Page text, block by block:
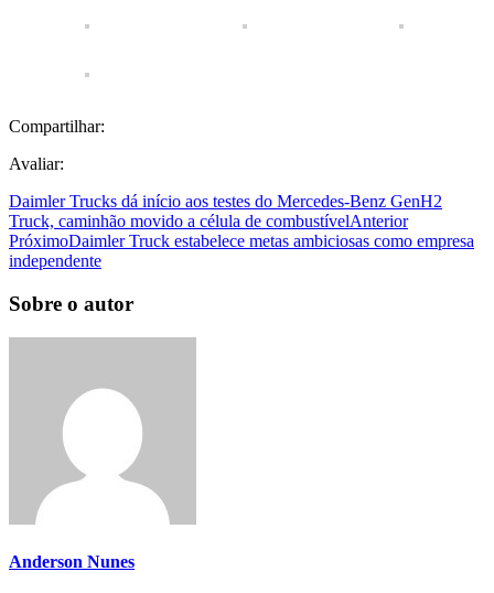
Compartilhar:
Avaliar:
Daimler Trucks dá início aos testes do Mercedes-Benz GenH2
Truck, caminhão movido a célula de combustívelAnterior
PróximoDaimler Truck estabelece metas ambiciosas como empresa
independente
Sobre o autor
Anderson Nunes